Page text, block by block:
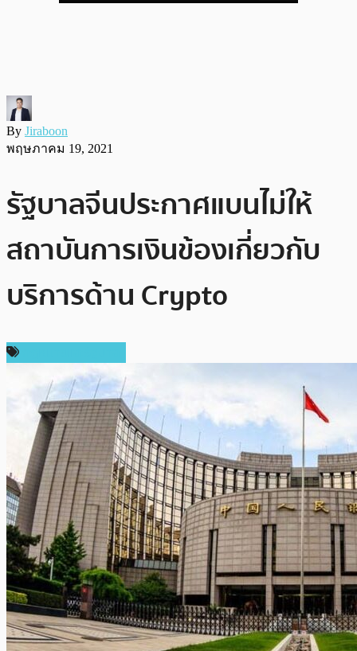
By Jiraboon
พฤษภาคม 19, 2021
รัฐบาลจีนประกาศแบนไม่ให้
สถาบันการเงินข้องเกี่ยวกับ
บริการด้าน Crypto